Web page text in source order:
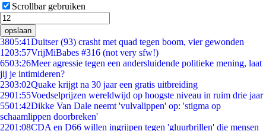
Scrollbar gebruiken
opslaan
3805:41Duitser (93) crasht met quad tegen boom, vier gewonden
1203:57VrijMiBabes #316 (not very sfw!)
6503:26Meer agressie tegen een andersluidende politieke mening, laat
jij je intimideren?
2303:02Quake krijgt na 30 jaar een gratis uitbreiding
2901:55Voedselprijzen wereldwijd op hoogste niveau in ruim drie jaar
5501:42Dikke Van Dale neemt 'vulvalippen' op: 'stigma op
schaamlippen doorbreken'
2201:08CDA en D66 willen ingrijpen tegen 'gluurbrillen' die mensen